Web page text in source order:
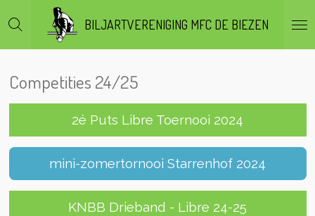
direct
hoofdinhoud
BILJARTVERENIGING MFC DE BIEZEN
Competities 24/25
2é Puts Libre Toernooi 2024
mini-zomertornooi Starrenhof 2024
KNBB Drieband - Libre 24-25